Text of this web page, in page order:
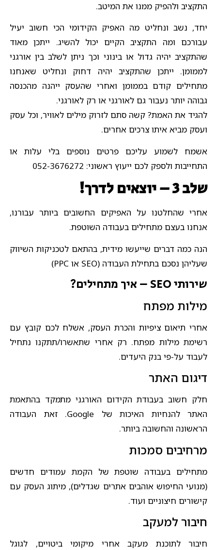
התקציב ולהפיק ממנו את המיטב.
יחד, נשב ונחליט מה האפיק הקידומי הכי חשוב יעיל
עבורכם ומה התקציב הקיים יכול להשיג. ייתכן מאוד
שהתקציב יהיה גדול או בינוני וכך ניתן לשלב בין אורגני
לממומן. ייתכן שהתקציב יהיה דחוק ונחליט שאנחנו
מתחילים קודם בממומן ואחרי שהעסק ייהנה מהכנסה
גבוהה יותר נעבור גם לאורגני או רק לאורגני.
להגיד את האמת? קשה סתם לזרוק מילים לאוויר, וכל עסק
ועסק מביא איתו צרכים אחרים.
אשמח לשמוע עליכם פרטים נוספים בלי עלות או
התחייבות ולספק לכם ייעוץ ראשוני: 052-3676272
שלב 3 – יוצאים לדרך!
אחרי שהחלטנו על האפיקים החשובים ביותר עבורנו,
אנחנו בעצם מתחילים בעבודה השוטפת.
הנה כמה דברים שייעשו מידית, בהתאם לטכניקות השיווק
שעליהן נסכם בתחילת העבודה (SEO או PPC)
שירותי SEO – איך מתחילים?
מילות מפתח
אחרי תיאום ציפיות והכרת העסק, אשלח לכם קובץ עם
רשימת מילות מפתח. רק אחרי שתאשרו/תתקנו נתחיל
לעבוד על-פי בנק היעדים.​
דיגום האתר
חלק חשוב בעבודת הקידום האורגני מתמקד בהתאמת
האתר להנחיות האיכות של Google. זאת העבודה
הראשונה והחשובה ביותר.​
מרחיבים סמכות
מתחילים בעבודה שוטפת של הקמת עמודים חדשים
(מנועי החיפוש אוהבים אתרים שגדלים), מיתוג העסק עם
קישורים חיצוניים ועוד.​
חיבור למעקב
חיבור לתוכנת מעקב אחרי מיקומי ביטויים, לגוגל